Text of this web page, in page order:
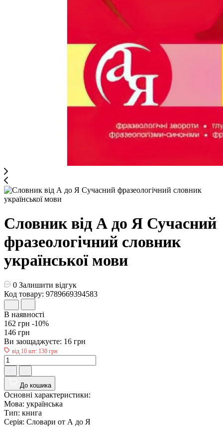
Словник від А до Я Сучасний
фразеологічний словник
української мови
0 Залишити відгук
Код товару: 9789669394583
В наявності
162 грн -10%
146 грн
Ви заощаджуєте: 16 грн
від 10 шт: 130 грн
До кошика
Основні характеристики:
Мова: українська
Тип: книга
Серія: Словари от А до Я